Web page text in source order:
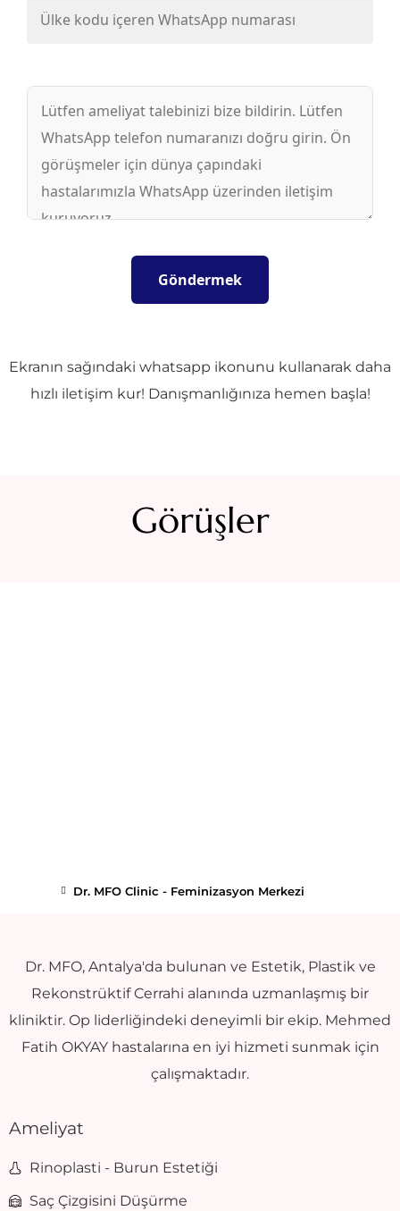
Ekranın sağındaki whatsapp ikonunu kullanarak daha
hızlı iletişim kur! Danışmanlığınıza hemen başla!
Görüşler
Dr. MFO Clinic - Feminizasyon Merkezi
Dr. MFO, Antalya'da bulunan ve Estetik, Plastik ve
Rekonstrüktif Cerrahi alanında uzmanlaşmış bir
kliniktir. Op liderliğindeki deneyimli bir ekip. Mehmed
Fatih OKYAY hastalarına en iyi hizmeti sunmak için
çalışmaktadır.
Ameliyat
Rinoplasti - Burun Estetiği
Saç Çizgisini Düşürme